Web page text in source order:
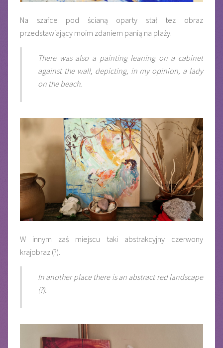
Na szafce pod ścianą oparty stał tez obraz
przedstawiający moim zdaniem panią na plaży.
There was also a painting leaning on a cabinet
against the wall, depicting, in my opinion, a lady
on the beach.
W innym zaś miejscu taki abstrakcyjny czerwony
krajobraz (?).
In another place there is an abstract red landscape
(?).